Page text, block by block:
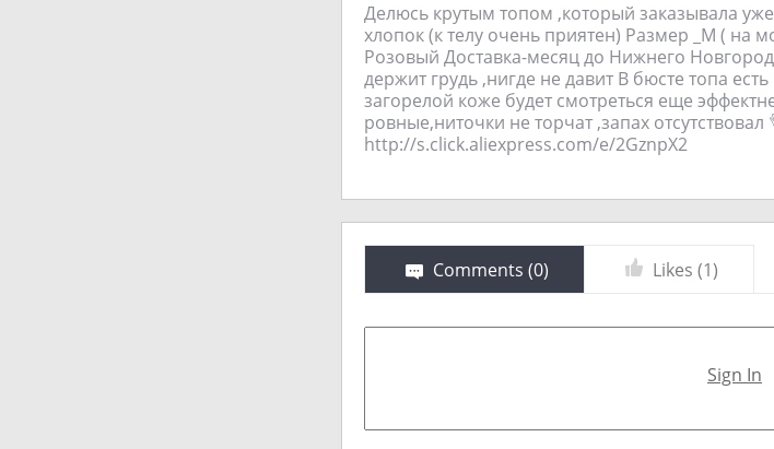
Делюсь крутым топом ,который заказывала
хлопок (к телу очень приятен) Размер _М ( на
Розовый Доставка-месяц до Нижнего
держит грудь ,нигде не давит В бюсте топа
загорелой коже будет смотреться еще
ровные,ниточки не торчат ,запах отсутствовал
http://s.click.aliexpress.com/e/2GznpX2
Comments (0) Likes (1)
Sign In